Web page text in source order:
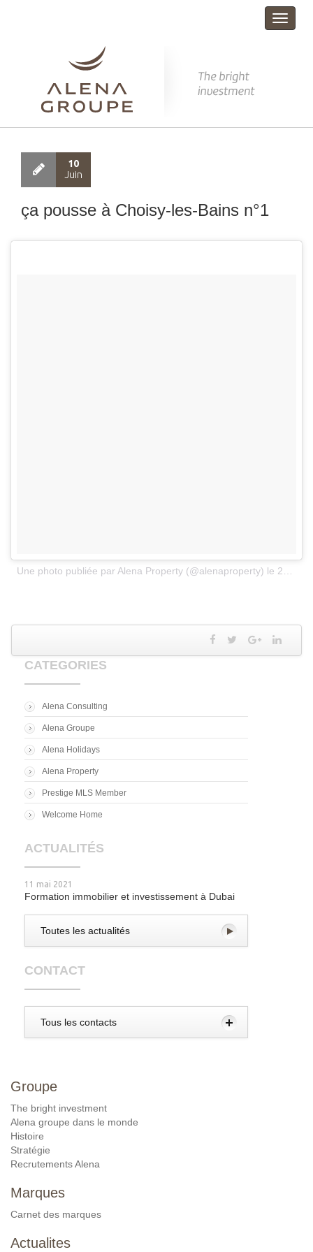
Toggle
10
Juin
ça pousse à Choisy-les-Bains n°1
Une photo publiée par Alena Property (@alenaproperty) le 28 Mai 2016 à 6h55 PDT
CATEGORIES
Alena Consulting
Alena Groupe
Alena Holidays
Alena Property
Prestige MLS Member
Welcome Home
ACTUALITÉS
11 mai 2021
Formation immobilier et investissement à Dubai
Toutes les actualités
CONTACT
Tous les contacts
Groupe
The bright investment
Alena groupe dans le monde
Histoire
Stratégie
Recrutements Alena
Marques
Carnet des marques
Actualites